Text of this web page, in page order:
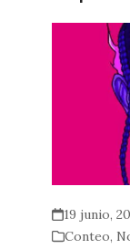
19 junio,
Conteo,